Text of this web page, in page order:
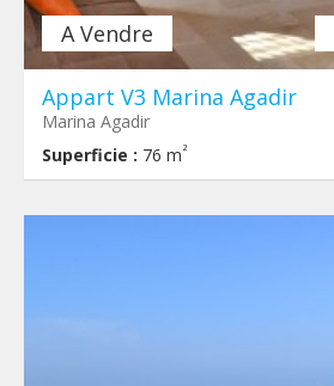
A Vendre
Appart V3 Marina Agadir
Marina Agadir
Superficie : 76 m²